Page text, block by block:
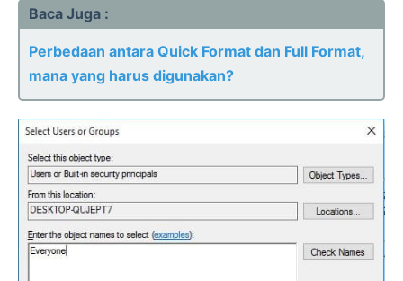
Baca Juga :
Perbedaan antara Quick Format dan Full Format,
mana yang harus digunakan?